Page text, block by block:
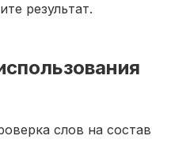
результат.
слов на состав